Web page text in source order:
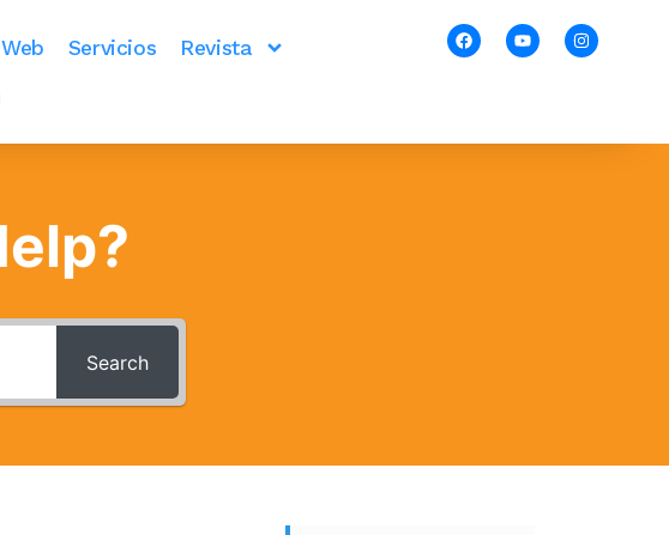
Servicios
Revista
Search